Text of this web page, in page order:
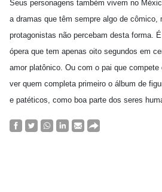
Seus personagens também vivem no
a dramas que têm sempre algo de cômico,
protagonistas não percebam desta forma.
ópera que tem apenas oito segundos em
amor platônico. Ou com o pai que
ver quem completa primeiro o álbum de
e patéticos, como boa parte dos seres